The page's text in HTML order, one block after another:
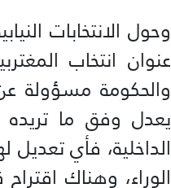
وحول الانتخابات
والحكومة مسؤولة
يعدل وفق ما
الداخلية، فأي
الوراء، وهناك